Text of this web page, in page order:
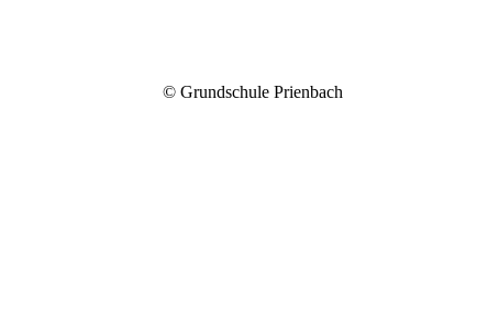
© Grundschule Prienbach